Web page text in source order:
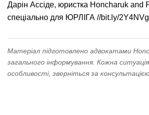
Дарін Ассіде, юристка Honcharuk and
спеціально для ЮРЛІГА //bit.ly/
Матеріал підготовлено адвокатами
загального інформування. Кожна ситуація
особливості, зверніться за консультацією.